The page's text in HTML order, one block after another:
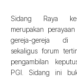
Sidang Raya
merupakan
gereja-gereja di
sekaligus forum
pengambilan
PGI. Sidang ini